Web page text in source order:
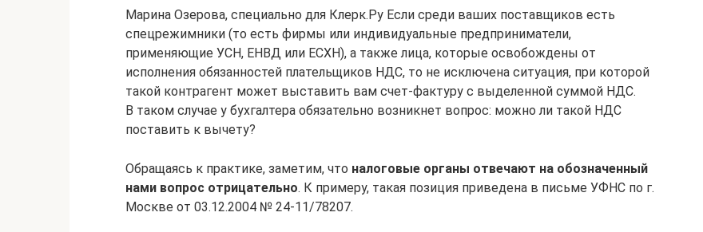
Марина Озерова, специально для Клерк.Ру Если среди ваших поставщиков есть
спецрежимники (то есть фирмы или индивидуальные предприниматели,
применяющие УСН, ЕНВД или ЕСХН), а также лица, которые освобождены от
исполнения обязанностей плательщиков НДС, то не исключена ситуация, при которой
такой контрагент может выставить вам счет-фактуру с выделенной суммой НДС.
В таком случае у бухгалтера обязательно возникнет вопрос: можно ли такой НДС
поставить к вычету?
Обращаясь к практике, заметим, что налоговые органы отвечают на обозначенный
нами вопрос отрицательно. К примеру, такая позиция приведена в письме УФНС по г.
Москве от 03.12.2004 № 24-11/78207.